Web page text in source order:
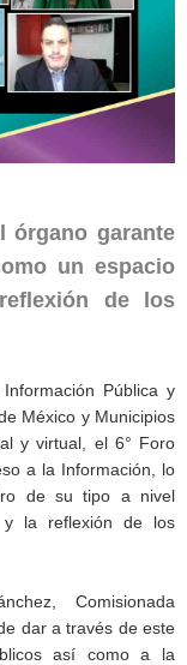
órgano garante
un espacio
de los
Pública y
México y Municipios
y virtual, el 6° Foro
a la Información, lo
de su tipo a nivel
y la reflexión de los
Comisionada
dar a través de este
así como a la